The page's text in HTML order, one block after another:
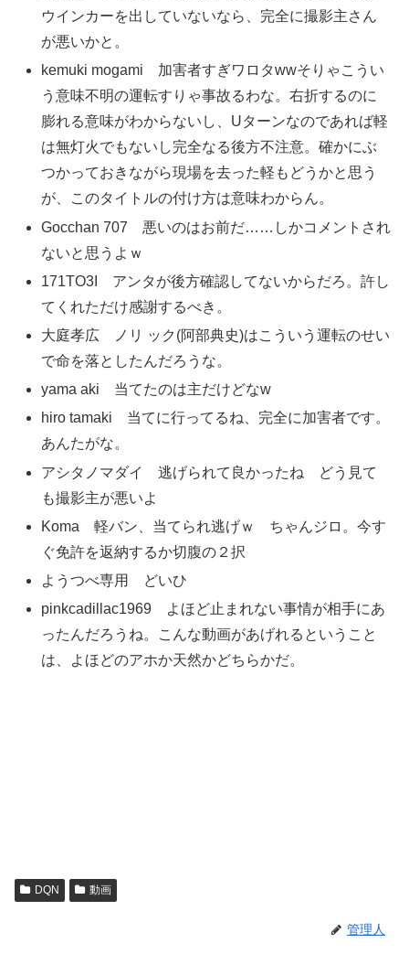
ウインカーを出していないなら、完全に撮影主さん
が悪いかと。
kemuki mogami 加害者すぎワロタwwそりゃこうい
う意味不明の運転すりゃ事故るわな。右折するのに
膨れる意味がわからないし、Uターンなのであれば軽
は無灯火でもないし完全なる後方不注意。確かにぶ
つかっておきながら現場を去った軽もどうかと思う
が、このタイトルの付け方は意味わからん。
Gocchan 707 悪いのはお前だ……しかコメントされ
ないと思うよｗ
171TO3I アンタが後方確認してないからだろ。許し
てくれただけ感謝するべき。
大庭孝広 ノリ ック(阿部典史)はこういう運転のせい
で命を落としたんだろうな。
yama aki 当てたのは主だけどなw
hiro tamaki 当てに行ってるね、完全に加害者です。
あんたがな。
アシタノマダイ 逃げられて良かったね どう見て
も撮影主が悪いよ
Koma 軽バン、当てられ逃げｗ ちゃんジロ。今す
ぐ免許を返納するか切腹の２択
ようつべ専用 どいひ
pinkcadillac1969 よほど止まれない事情が相手にあ
ったんだろうね。こんな動画があげれるということ
は、よほどのアホか天然かどちらかだ。
DQN 動画
管理人